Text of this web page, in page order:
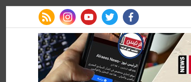
facebook
twitter
youtube
instagram
rss feed